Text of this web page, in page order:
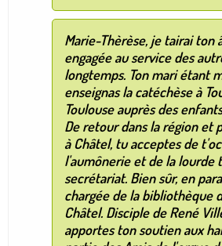
Marie-Thèrèse, je tairai ton
engagée au service des
longtemps. Ton mari étant
enseignas la catéchèse à
Toulouse auprès des
De retour dans la région et
à Châtel, tu acceptes de
l'aumônerie et de la lourde
secrétariat. Bien sûr, en
chargée de la bibliothèque
Châtel. Disciple de René
apportes ton soutien aux